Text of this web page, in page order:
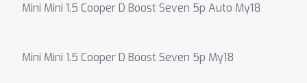
Mini Mini 1.5 Cooper D Boost Seven 5p Auto My18
Mini Mini 1.5 Cooper D Boost Seven 5p My18